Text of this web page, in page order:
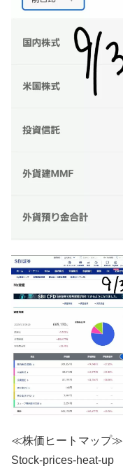
≪株価ヒートマップ≫
Stock-prices-heat-up